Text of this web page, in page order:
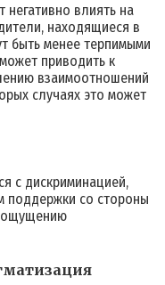
негативно влиять на
находящиеся в
быть менее терпимыми
приводить к
взаимоотношений
случаях это может
с дискриминацией,
поддержки со стороны
ощущению